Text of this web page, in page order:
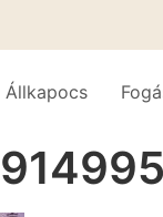
Állkapocs